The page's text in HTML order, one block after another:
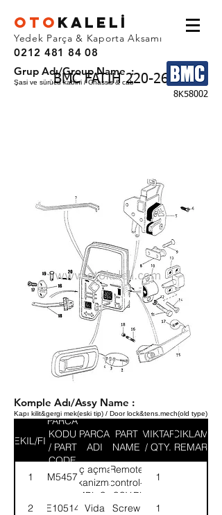
OTO KALEL İ
Yedek Parça & Kaporta Aksamı
0212 481 84 08
BMC FATIH 220-26
Grup Adı/Group Name :
Şasi ve sürücü kabini / Chassis & cab
8K58002
Komple Adı/Assy Name :
Kapı kilit&gergi mek(eski tip) / Door lock&tens.mech(old type)
SEKIL/FIG
PARCA
KODU
/ PART
CODE
PARCA
ADI
PART
NAME
MIKTAR
/ QTY.
ACIKLAMA
/ REMARK
1 8M54578
İç açma
mekanizması-
KMPL.Sağ
Remote
control-
ASSY.RH
1
2 SE105144Vida Screw 1